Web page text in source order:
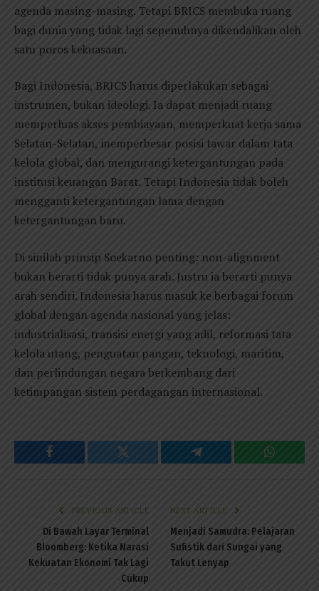
agenda masing-masing. Tetapi BRICS membuka ruang
bagi dunia yang tidak lagi sepenuhnya dikendalikan oleh
satu poros kekuasaan.
Bagi Indonesia, BRICS harus diperlakukan sebagai
instrumen, bukan ideologi. Ia dapat menjadi ruang
memperluas akses pembiayaan, memperkuat kerja sama
Selatan-Selatan, memperbesar posisi tawar dalam tata
kelola global, dan mengurangi ketergantungan pada
institusi keuangan Barat. Tetapi Indonesia tidak boleh
mengganti ketergantungan lama dengan
ketergantungan baru.
Di sinilah prinsip Soekarno penting: non-alignment
bukan berarti tidak punya arah. Justru ia berarti punya
arah sendiri. Indonesia harus masuk ke berbagai forum
global dengan agenda nasional yang jelas:
industrialisasi, transisi energi yang adil, reformasi tata
kelola utang, penguatan pangan, teknologi, maritim,
dan perlindungan negara berkembang dari
ketimpangan sistem perdagangan internasional.
Facebook Twitter Telegram
PREVIOUS ARTICLE
Di Bawah Layar Terminal
Bloomberg: Ketika Narasi
Kekuatan Ekonomi Tak Lagi
Cukup
NEXT ARTICLE
Menjadi Samudra: Pelajaran
Sufistik dari Sungai yang
Takut Lenyap